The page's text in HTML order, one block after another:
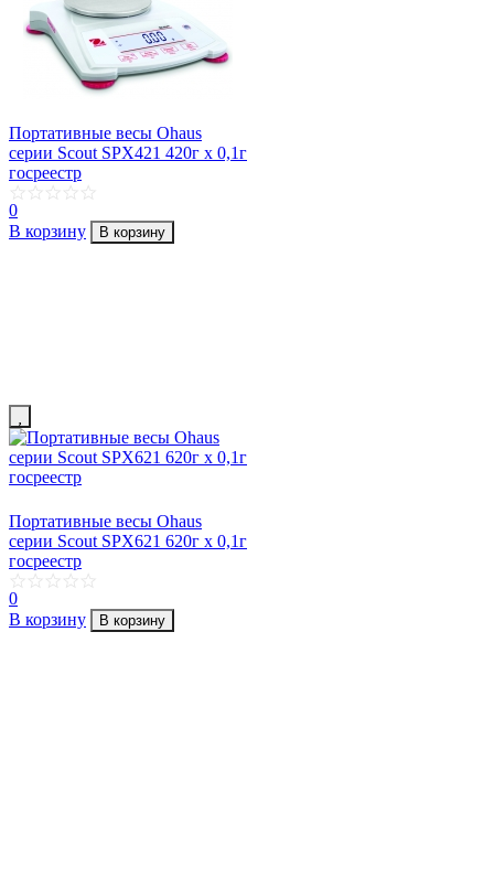
Портативные весы Ohaus
серии Scout SPX421 420г х 0,1г
госреестр
0
В корзину
В корзину
Портативные весы Ohaus
серии Scout SPX621 620г х 0,1г
госреестр
0
В корзину
В корзину